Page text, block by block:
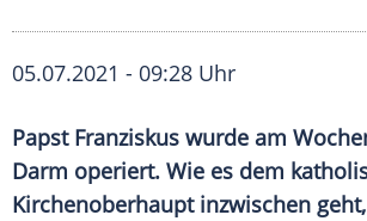
05.07.2021 - 09:28 Uhr
Papst Franziskus wurde am
Darm operiert. Wie es dem
Kirchenoberhaupt inzwischen